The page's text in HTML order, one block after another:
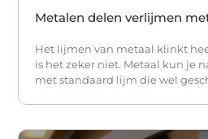
Metalen delen verlijmen
Het lijmen van metaal klinkt
is het zeker niet. Metaal kun je
met standaard lijm die wel